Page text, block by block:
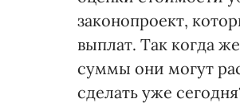
законопроект,
выплат. Так когда
суммы они могут
сделать уже